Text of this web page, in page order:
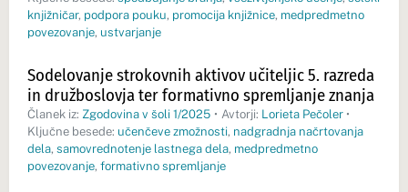
knjižničar, podpora pouku, promocija knjižnice, medpredmetno
povezovanje, ustvarjanje
Sodelovanje strokovnih aktivov učiteljic 5. razreda
in družboslovja ter formativno spremljanje znanja
Članek iz: Zgodovina v šoli 1/2025 • Avtorji: Lorieta Pečoler •
Ključne besede: učenčeve zmožnosti, nadgradnja načrtovanja
dela, samovrednotenje lastnega dela, medpredmetno
povezovanje, formativno spremljanje